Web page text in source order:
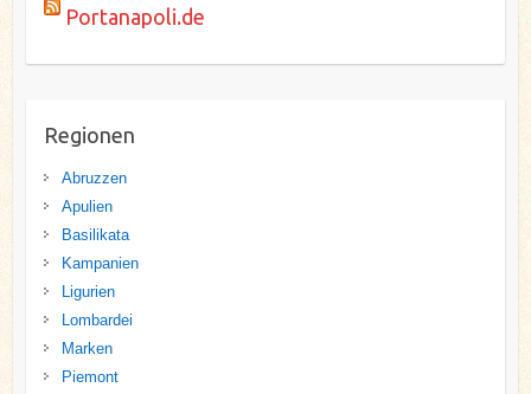
Portanapoli.de
Regionen
Abruzzen
Apulien
Basilikata
Kampanien
Ligurien
Lombardei
Marken
Piemont